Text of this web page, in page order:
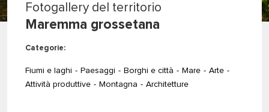
Fotogallery del territorio
Maremma grossetana
Categorie:
Fiumi e laghi Paesaggi Borghi e città Mare
Arte
Attività produttive
Montagna Architetture